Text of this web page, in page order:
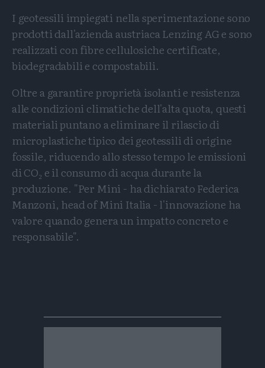
I geotessili impiegati nella sperimentazione sono
prodotti dall'azienda austriaca Lenzing AG e sono
realizzati con fibre cellulosiche certificate,
biodegradabili e compostabili.
Oltre a garantire proprietà isolanti e resistenza
alle condizioni climatiche dell'alta quota, questi
materiali puntano a eliminare il rilascio di
microplastiche tipico dei geotessili di origine
fossile, riducendo allo stesso tempo le emissioni
di CO₂ e il consumo di acqua durante la
produzione. "Per Mini - ha dichiarato Federica
Manzoni, head of Mini Italia - l'innovazione ha
valore quando genera un impatto concreto e
responsabile".